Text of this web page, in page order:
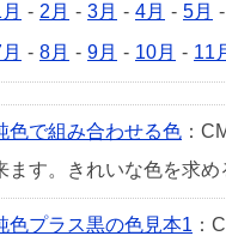
- 2月 - 3月 - 4月 - 5月 -
- 8月 - 9月 - 10月 - 11
色で組み合わせる色 ：
ます。きれいな色を求
色プラス黒の色見本1 ：